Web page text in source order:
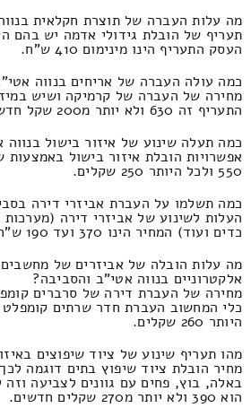
מה עלות העברה של תוצרת חקלאית
תעריף של הובלת גידולי אדמה יש בהם
העסק התעריף הינו מינימום 410 ש"ח.
כמה עולה העברה של אריחים בנווה
מחירה של העברה של קרמיקה ושיש
התעריף זה 630 ולא יותר מ200 שקל חדש.
כמה תעלה שינוע של איזור בישול
אפשרויות הובלת איזור בישול באמצעות
550 ולכל היותר 250 שקלים.
כמה תשלמו על העברת אביזרי דירה
העלות לשינוע של אביזרי דירה (מערכות
כדים ועוד) המחיר הינו 370 ועד 190 ש"ח.
מה עלות הובלה של אביזרים של
אלקטרוניים בנווה אטי"ב והסביבה?
מחירה של העברת דירה של סרברים
היותר 260 שקלים.
מהו תעריף שינוע של ציוד שיפוצים
מחיר הובלת ציוד שיפוץ בתים דוגמה
באלה, בוץ, פחים עם גוונים לצביעה
הוא 390 ולא יותר מ270 שקלים חדשים.